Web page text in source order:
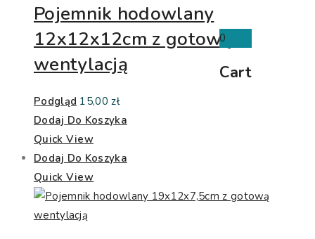
0
Cart
Pojemnik hodowlany
12x12x12cm z gotową
wentylacją
Podgląd 15,00zł
Dodaj Do Koszyka
Quick View
Dodaj Do Koszyka
Quick View